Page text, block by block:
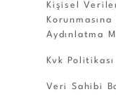
Kişisel
Aydınlatma
Kvk Politikası
Veri Sahibi